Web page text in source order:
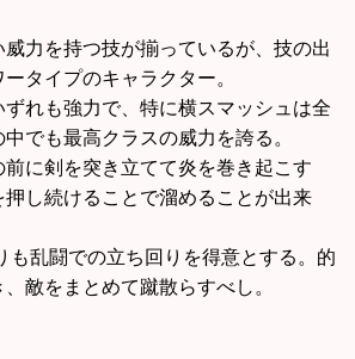
力を持つ技が揃っているが、技の出
タイプのキャラクター。
れも強力で、特に横スマッシュは全
でも最高クラスの威力を誇る。
に剣を突き立てて炎を巻き起こす
押し続けることで溜めることが出来
も乱闘での立ち回りを得意とする。的
敵をまとめて蹴散らすべし。